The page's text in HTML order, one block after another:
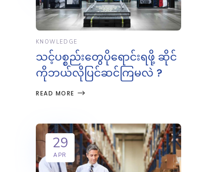
KNOWLEDGE
သင့်ပစ္စည်းတွေပိုရောင်းရဖို့ ဆိုင်
ကိုဘယ်လိုပြင်ဆင်ကြမလဲ ?
READ MORE
29
APR